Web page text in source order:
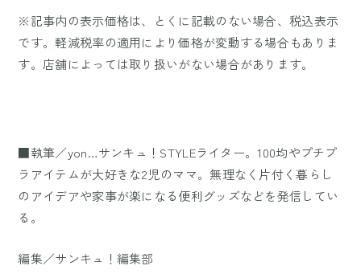
※記事内の表示価格は、とくに記載のない場合、税込表示
です。軽減税率の適用により価格が変動する場合もありま
す。店舗によっては取り扱いがない場合があります。
■執筆／yon…サンキュ！STYLEライター。100均やプチプ
ラアイテムが大好きな2児のママ。無理なく片付く暮らし
のアイデアや家事が楽になる便利グッズなどを発信してい
る。
編集／サンキュ！編集部